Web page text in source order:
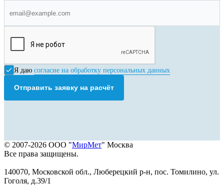
Я даю согласие на обработку персональных данных
Отправить заявку на расчёт
© 2007-2026 ООО "МирМет" Москва
Все права защищены.
140070, Московской обл., Люберецкий р-н, пос. Томилино, ул.
Гоголя, д.39/1